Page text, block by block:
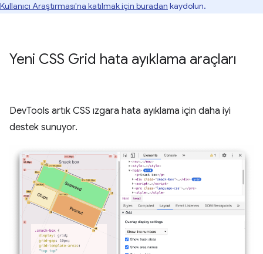
Kullanıcı Araştırması'na katılmak için buradan kaydolun.
Yeni CSS Grid hata ayıklama araçları
DevTools artık CSS ızgara hata ayıklama için daha iyi
destek sunuyor.